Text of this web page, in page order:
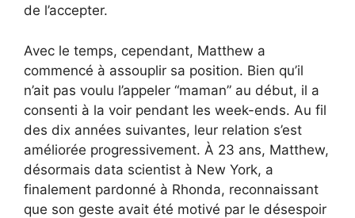
de l’accepter.
Avec le temps, cependant, Matthew a
commencé à assouplir sa position. Bien qu’il
n’ait pas voulu l’appeler “maman” au début, il a
consenti à la voir pendant les week-ends. Au fil
des dix années suivantes, leur relation s’est
améliorée progressivement. À 23 ans, Matthew,
désormais data scientist à New York, a
finalement pardonné à Rhonda, reconnaissant
que son geste avait été motivé par le désespoir